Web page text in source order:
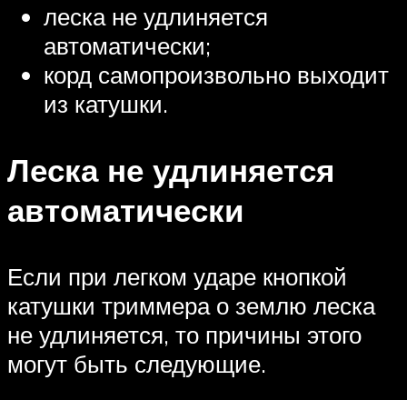
леска не удлиняется
автоматически;
корд самопроизвольно выходит
из катушки.
Леска не удлиняется
автоматически
Если при легком ударе кнопкой
катушки триммера о землю леска
не удлиняется, то причины этого
могут быть следующие.